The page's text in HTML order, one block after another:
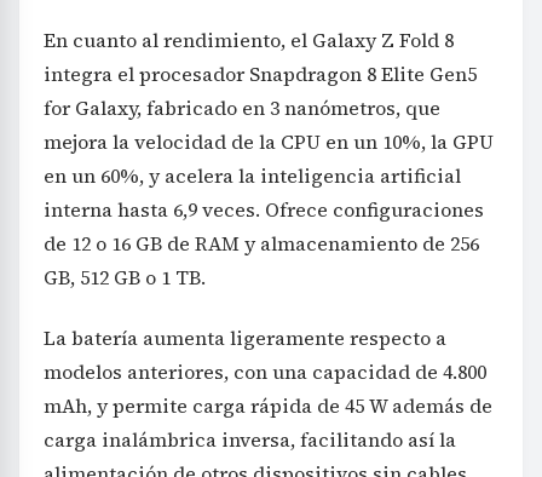
En cuanto al rendimiento, el Galaxy Z Fold 8
integra el procesador Snapdragon 8 Elite Gen5
for Galaxy, fabricado en 3 nanómetros, que
mejora la velocidad de la CPU en un 10%, la GPU
en un 60%, y acelera la inteligencia artificial
interna hasta 6,9 veces. Ofrece configuraciones
de 12 o 16 GB de RAM y almacenamiento de 256
GB, 512 GB o 1 TB.
La batería aumenta ligeramente respecto a
modelos anteriores, con una capacidad de 4.800
mAh, y permite carga rápida de 45 W además de
carga inalámbrica inversa, facilitando así la